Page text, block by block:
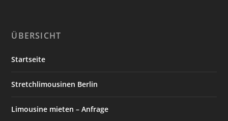
ÜBERSICHT
Startseite
Stretchlimousinen Berlin
Limousine mieten – Anfrage